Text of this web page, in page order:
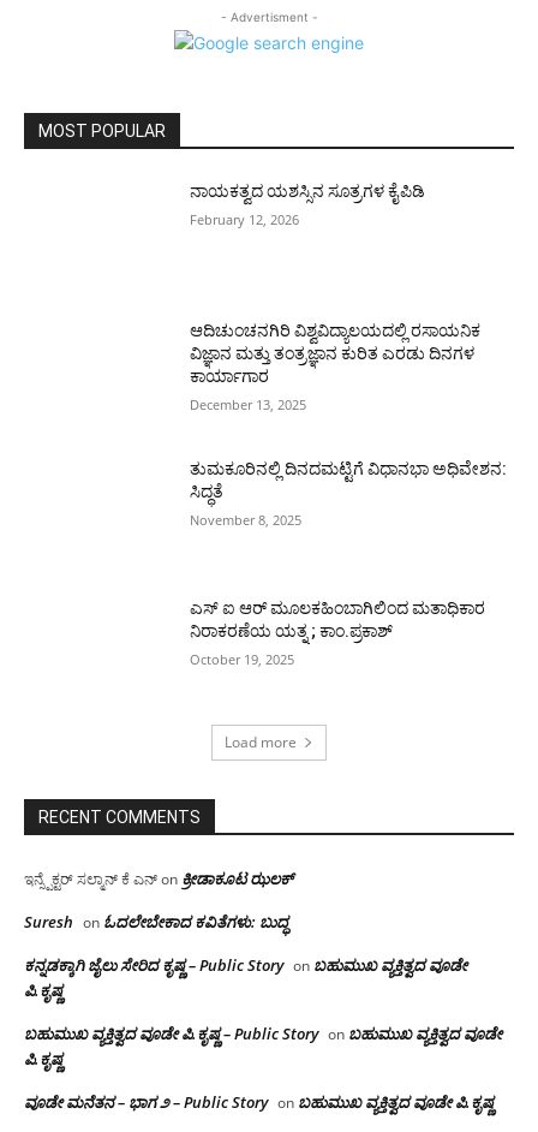
- Advertisment -
MOST POPULAR
ನಾಯಕತ್ವದ ಯಶಸ್ಸಿನ ಸೂತ್ರಗಳ ಕೈಪಿಡಿ
February 12, 2026
ಆದಿಚುಂಚನಗಿರಿ ವಿಶ್ವವಿದ್ಯಾಲಯದಲ್ಲಿ ರಸಾಯನಿಕ
ವಿಜ್ಞಾನ ಮತ್ತು ತಂತ್ರಜ್ಞಾನ ಕುರಿತ ಎರಡು ದಿನಗಳ
ಕಾರ್ಯಾಗಾರ
December 13, 2025
ತುಮಕೂರಿನಲ್ಲಿ ದಿನದಮಟ್ಟಿಗೆ ವಿಧಾನಭಾ ಅಧಿವೇಶನ:
ಸಿದ್ಧತೆ
November 8, 2025
ಎಸ್ ಐ ಆರ್ ಮೂಲಕಹಿಂಬಾಗಿಲಿಂದ ಮತಾಧಿಕಾರ
ನಿರಾಕರಣೆಯ ಯತ್ನ ; ಕಾಂ.ಪ್ರಕಾಶ್
October 19, 2025
Load more
RECENT COMMENTS
ಇನ್ಸ್ಪೆಕ್ಟರ್ ಸಲ್ಮಾನ್ ಕೆ ಎನ್on ಕ್ರೀಡಾಕೂಟ ಝಲಕ್
Suresh on ಓದಲೇಬೇಕಾದ‌ ಕವಿತೆಗಳು: ಬುದ್ಧ
ಕನ್ನಡಕ್ಕಾಗಿ ಜೈಲು ಸೇರಿದ ಕೃಷ್ಣ – Public Story on ಬಹುಮುಖ ವ್ಯಕ್ತಿತ್ವದ ವೂಡೇ
ಪಿ.ಕೃಷ್ಣ
ಬಹುಮುಖ ವ್ಯಕ್ತಿತ್ವದ ವೂಡೇ ಪಿ.ಕೃಷ್ಣ – Public Story on ಬಹುಮುಖ ವ್ಯಕ್ತಿತ್ವದ ವೂಡೇ
ಪಿ.ಕೃಷ್ಣ
ವೂಡೇ ಮನೆತನ – ಭಾಗ ೨ – Public Story on ಬಹುಮುಖ ವ್ಯಕ್ತಿತ್ವದ ವೂಡೇ ಪಿ.ಕೃಷ್ಣ